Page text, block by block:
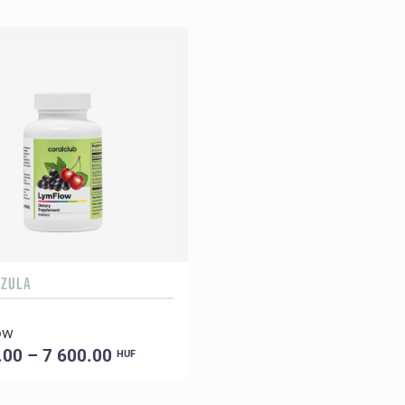
– 7 600.00 HUF